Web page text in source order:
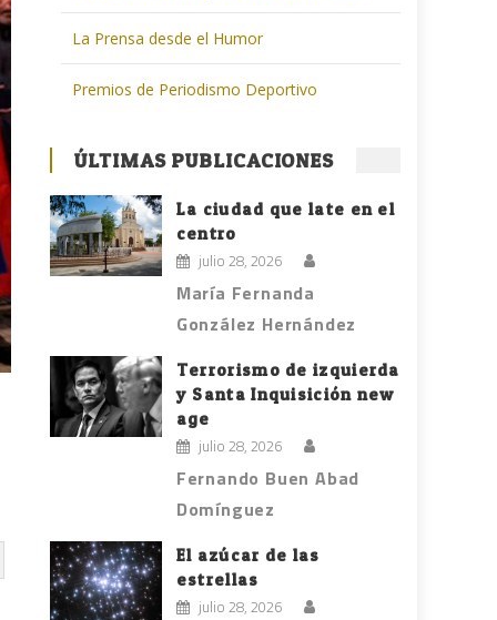
La Prensa desde el Humor
Premios de Periodismo Deportivo
ÚLTIMAS PUBLICACIONES
La ciudad que late en el
centro
julio 28, 2026
María Fernanda
González Hernández
Terrorismo de izquierda
y Santa Inquisición new
age
julio 28, 2026
Fernando Buen Abad
Domínguez
El azúcar de las
estrellas
julio 28, 2026